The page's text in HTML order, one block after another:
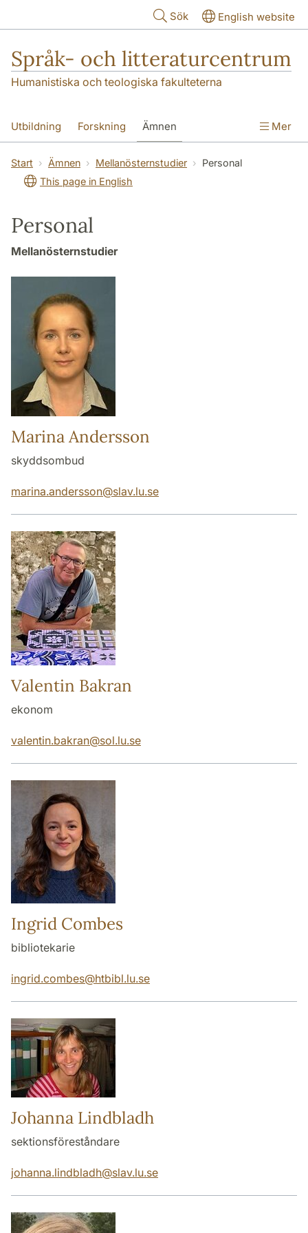
Sök English website
Språk- och litteraturcentrum
Humanistiska och teologiska fakulteterna
Utbildning Forskning Ämnen
SOL-husen Kontakt Institutionen
översättning till svenska
Mer
Start Ämnen Mellanösternstudier
Personal
This page in English
Personal
Mellanösternstudier
Marina Andersson
skyddsombud
marina.andersson@slav.lu.se
Valentin Bakran
ekonom
valentin.bakran@sol.lu.se
Ingrid Combes
bibliotekarie
ingrid.combes@htbibl.lu.se
Johanna Lindbladh
sektionsföreståndare
johanna.lindbladh@slav.lu.se